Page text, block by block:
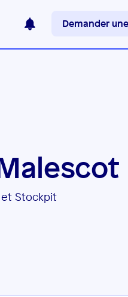
Demander
et Stockpit